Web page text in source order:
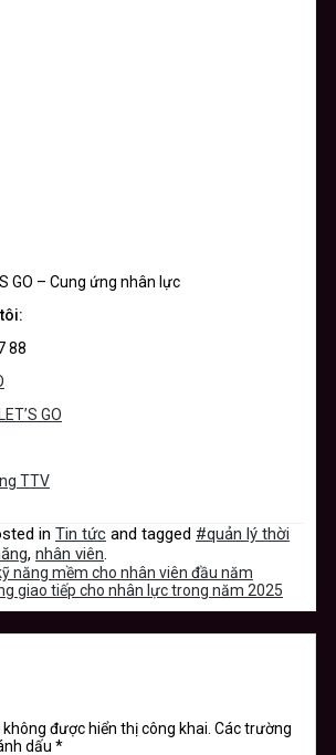
GO – Cung ứng nhân lực
88
GO
TTV
in Tin tức and tagged #quản lý thời
, nhân viên.
năng mềm cho nhân viên đầu năm
giao tiếp cho nhân lực trong năm 2025
không được hiển thị công khai. Các trường
dấu *